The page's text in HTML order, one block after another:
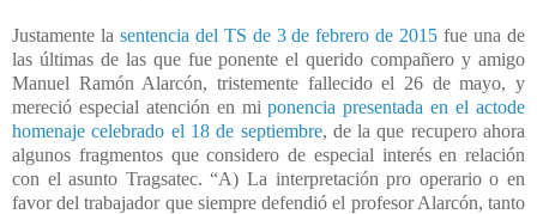
Justamente la sentencia del TS de 3 de febrero de 2015 fue una de
las últimas de las que fue ponente el querido compañero y amigo
Manuel Ramón Alarcón, tristemente fallecido el 26 de mayo, y
mereció especial atención en miponencia presentada en el actode
homenaje celebrado el 18 de septiembre, de la que recupero ahora
algunos fragmentos que considero de especial interés en relación
con el asunto Tragsatec. “A) La interpretación pro operario o en
favor del trabajador que siempre defendió el profesor Alarcón, tanto